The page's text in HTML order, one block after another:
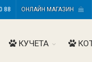
88 ОНЛАЙН МАГАЗИН
КУЧЕТА